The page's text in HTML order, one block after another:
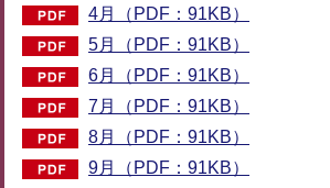
4月（PDF：91KB）
5月（PDF：91KB）
6月（PDF：91KB）
7月（PDF：91KB）
8月（PDF：91KB）
9月（PDF：91KB）